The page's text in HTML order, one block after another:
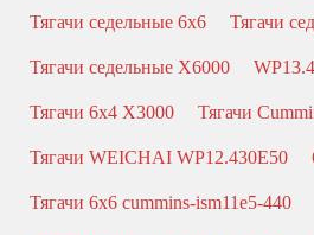
Тягачи седельные 6x6 Тягачи
Тягачи седельные X6000
Тягачи 6x4 X3000 Тягачи
Тягачи WEICHAI WP12.430E50
Тягачи 6x6 cummins-ism11e5-440